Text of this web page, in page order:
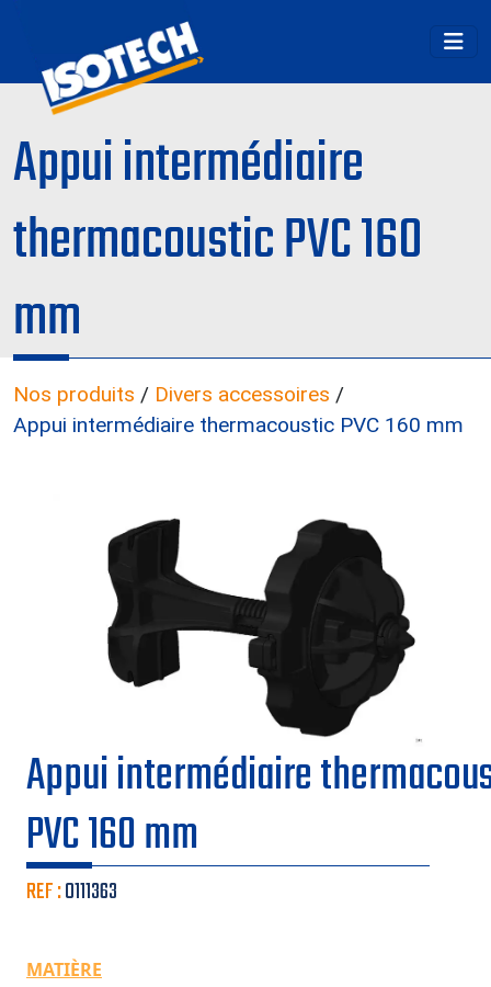
Appui intermédiaire
thermacoustic PVC 160
mm
Nos produits / Divers accessoires /
Appui intermédiaire thermacoustic PVC 160 mm
Appui intermédiaire
PVC 160 mm
REF :0111363
MATIÈRE